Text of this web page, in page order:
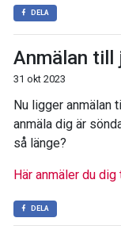
DELA
Anmälan till
31 okt 2023
Nu ligger anmälan
anmäla dig är
så länge?
Här anmäler du
DELA